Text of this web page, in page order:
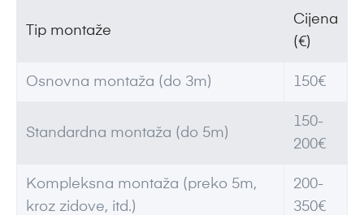
Tip montaže
Cijena
(€)
Osnovna montaža (do 3m) 150€
Standardna montaža (do 5m)
150-
200€
Kompleksna montaža (preko 5m,
kroz zidove, itd.)
200-
350€